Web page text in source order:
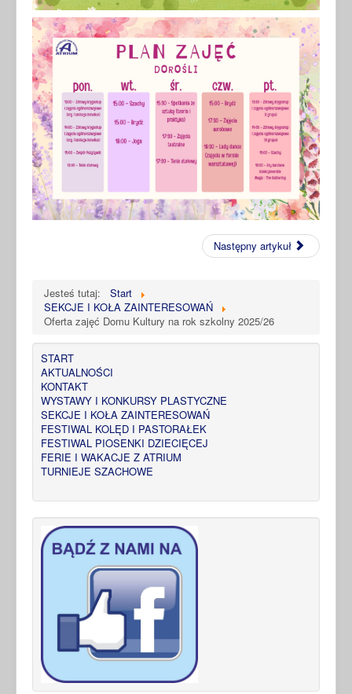
Następny artykuł
Jesteś tutaj:
Start
SEKCJE I KOŁA ZAINTERESOWAŃ
Oferta zajęć Domu Kultury na rok szkolny 2025/26
START
AKTUALNOŚCI
KONTAKT
WYSTAWY I KONKURSY PLASTYCZNE
SEKCJE I KOŁA ZAINTERESOWAŃ
FESTIWAL KOLĘD I PASTORAŁEK
FESTIWAL PIOSENKI DZIECIĘCEJ
FERIE I WAKACJE Z ATRIUM
TURNIEJE SZACHOWE